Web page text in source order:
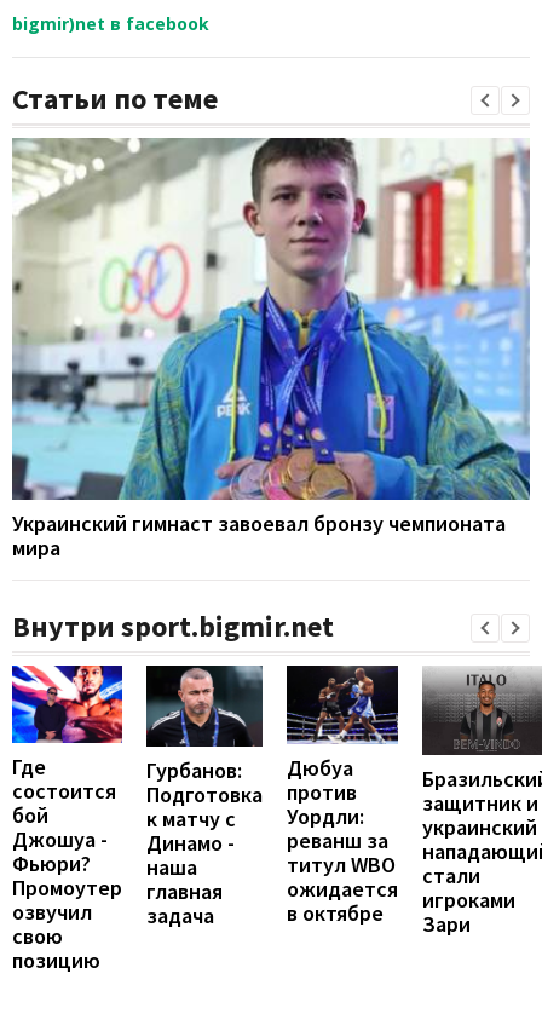
bigmir)net в facebook
Статьи по теме
Украинский гимнаст завоевал бронзу чемпионата
мира
Внутри sport.bigmir.net
Где
состоится
бой
Джошуа -
Фьюри?
Промоутер
озвучил
свою
позицию
Гурбанов:
Подготовка
к матчу с
Динамо -
наша
главная
задача
Дюбуа
против
Уордли:
реванш за
титул WBO
ожидается
в октябре
защитник и
украинский
стали
игроками
Зари